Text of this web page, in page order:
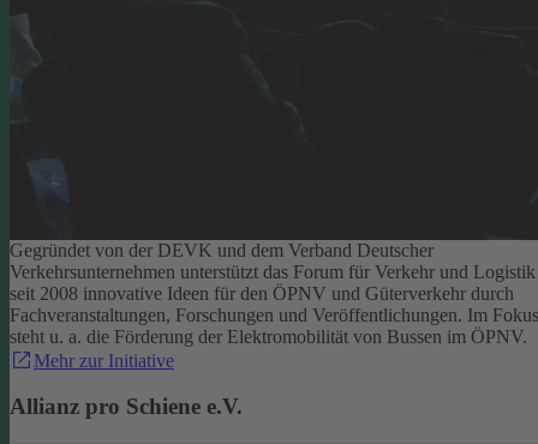
Gegründet von der DEVK und dem Verband Deutscher
Verkehrsunternehmen unterstützt das Forum für Verkehr und Logistik
seit 2008 innovative Ideen für den ÖPNV und Güterverkehr durch
Fachveranstaltungen, Forschungen und Veröffentlichungen. Im Fokus
steht u. a. die Förderung der Elektromobilität von Bussen im ÖPNV.
Mehr zur Initiative
Allianz pro Schiene e.V.